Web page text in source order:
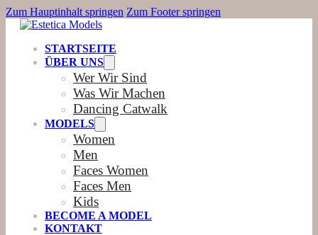
Zum Hauptinhalt springen Zum Footer springen
STARTSEITE
ÜBER UNS
Wer Wir Sind
Was Wir Machen
Dancing Catwalk
MODELS
Women
Men
Faces Women
Faces Men
Kids
BECOME A MODEL
KONTAKT